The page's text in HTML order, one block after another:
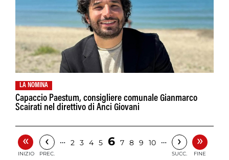
LA NOMINA
Capaccio Paestum, consigliere comunale Gianmarco
Scairati nel direttivo di Anci Giovani
«
INIZIO
‹
PREC.
… 2 3 4 5 6 7 8 9 10 … ›
SUCC.
»
FINE